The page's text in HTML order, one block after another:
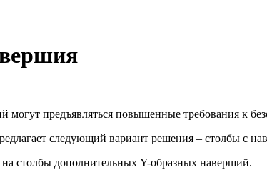
могут предъявляться повышенные требования к
следующий вариант решения – столбы с
столбы дополнительных Y-образных наверший.